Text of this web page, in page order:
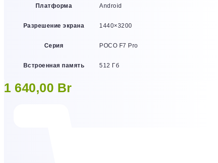
Платформа Android
Разрешение экрана 1440×3200
Серия POCO F7 Pro
Встроенная память 512 Гб
1 640,00 Br